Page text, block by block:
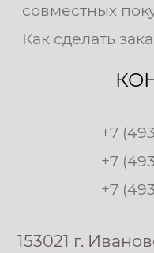
совместных
Как сделать
+7
+7
+7
153021 г.